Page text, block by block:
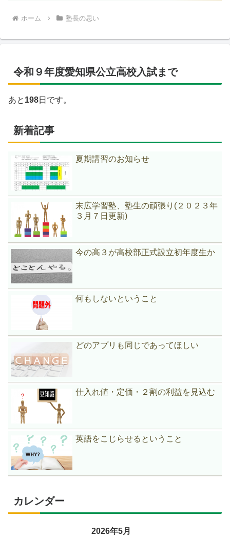
ホーム 塾長の思い
令和９年度愛知県公立高校入試まで
あと 198日です。
新着記事
夏期講習のお知らせ
末広学習塾、塾生の頑張り(２０２３年
３月７日更新)
今の高３が高校部正式設立初年度生か
何もしないということ
どのアプリも同じであってほしい
仕入れ値・定価・２割の利益を見込む
英語をこじらせるということ
カレンダー
2026年5月